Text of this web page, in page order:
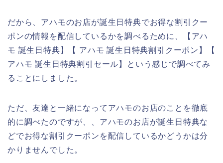
だから、アハモのお店が誕生日特典でお得な割引クー
ポンの情報を配信しているかを調べるために、【アハ
モ 誕生日特典】【 アハモ 誕生日特典割引クーポン】【
アハモ 誕生日特典割引セール】という感じで調べてみ
ることにしました。
ただ、友達と一緒になってアハモのお店のことを徹底
的に調べたのですが、、アハモのお店が誕生日特典な
どでお得な割引クーポンを配信しているかどうかは分
かりませんでした。